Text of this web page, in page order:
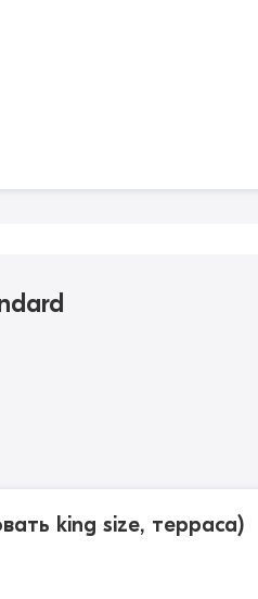
king size, терраса)